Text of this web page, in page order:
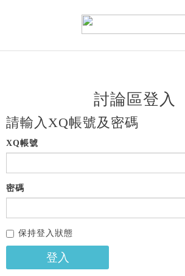
討論區登入
請輸入XQ帳號及密碼
XQ帳號
密碼
保持登入狀態
登入